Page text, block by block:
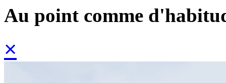
Au point comme
×